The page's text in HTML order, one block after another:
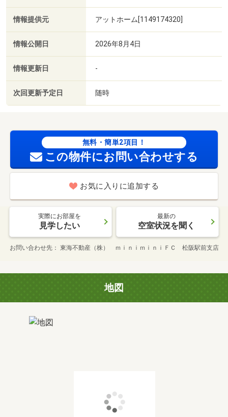
情報提供元 アットホーム[1149174320]
情報公開日 2026年8月4日
情報更新日 -
次回更新予定日 随時
無料・簡単2項目！
この物件にお問い合わせする
お気に入りに追加する
実際にお部屋を
見学したい
最新の
空室状況を聞く
お問い合わせ先 東海不動産（株） ｍｉｎｉｍｉｎｉＦＣ 松阪駅前支店
地図